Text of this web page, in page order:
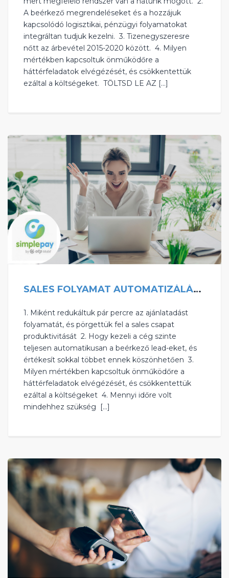
A beérkező megrendeléseket és a hozzájuk
kapcsolódó logisztikai, pénzügyi folyamatokat
integráltan tudjuk kezelni. ‍ 3. Tizenegyszeresre
nőtt az árbevétel 2015-2020 között. ‍ 4. Milyen
mértékben kapcsoltuk önműködőre a
háttérfeladatok elvégézését, és csökkentettük
ezáltal a költségeket. ‍ TÖLTSD LE AZ […]
SALES FOLYAMAT AUTOMATIZÁLÁS ÉS CRM BEVEZETÉS
1. Miként redukáltuk pár percre az ajánlatadást
folyamatát, és pörgettük fel a sales csapat
produktivitását ‍ ‍2. Hogy kezeli a cég szinte
teljesen automatikusan a beérkező lead-eket, és
értékesít sokkal többet ennek köszönhetően ‍ ‍3.
Milyen mértékben kapcsoltuk önműködőre a
háttérfeladatok elvégézését, és csökkentettük
ezáltal a költségeket ‍ 4. Mennyi időre volt
mindehhez szükség ‍ […]